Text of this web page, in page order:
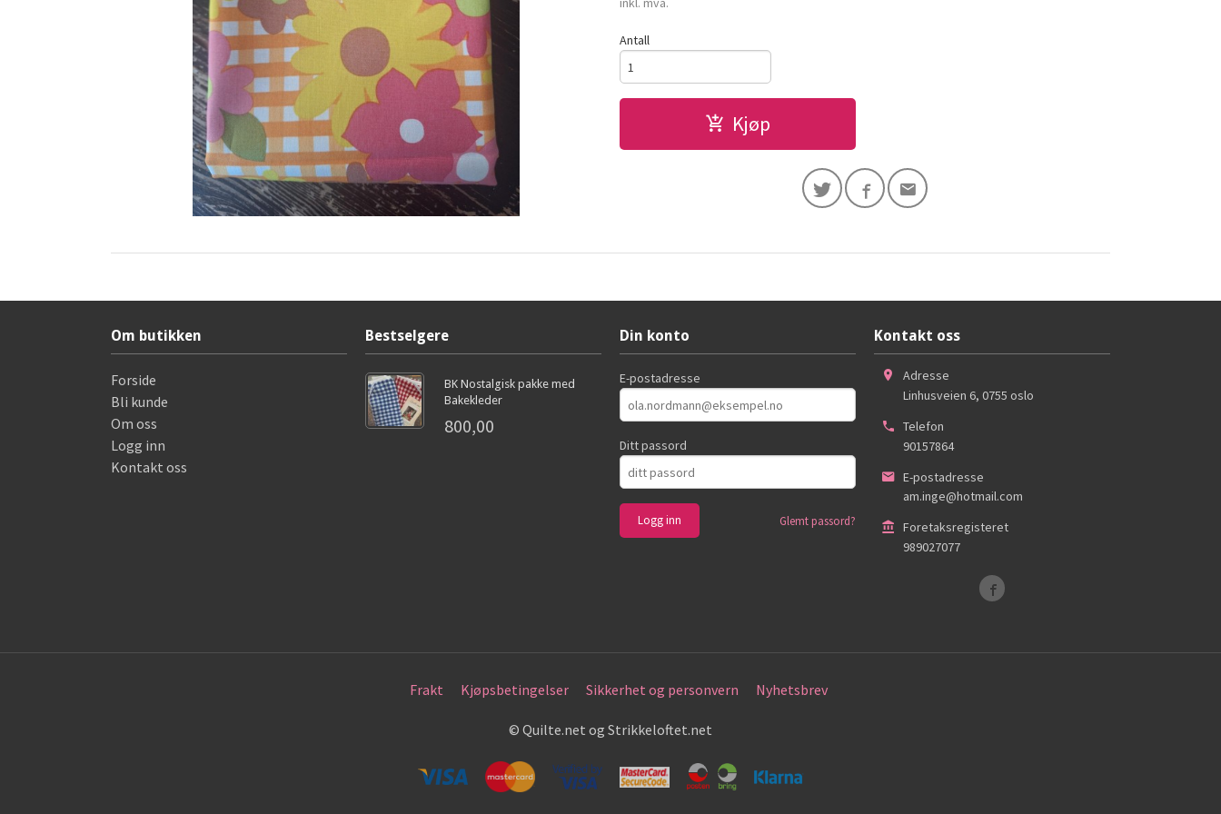
Antall
Kjøp
Om butikken
Forside
Bli kunde
Om oss
Logg inn
Kontakt oss
Bestselgere
BK Nostalgisk pakke med
Bakekleder
800,00
Din konto
E-postadresse
Ditt passord
Glemt passord?
Kontakt oss
Adresse
Linhusveien 6, 0755 oslo
Telefon
90157864
E-postadresse
am.inge@hotmail.com
Foretaksregisteret
989027077
Frakt Kjøpsbetingelser Sikkerhet og personvern Nyhetsbrev
© Quilte.net og Strikkeloftet.net